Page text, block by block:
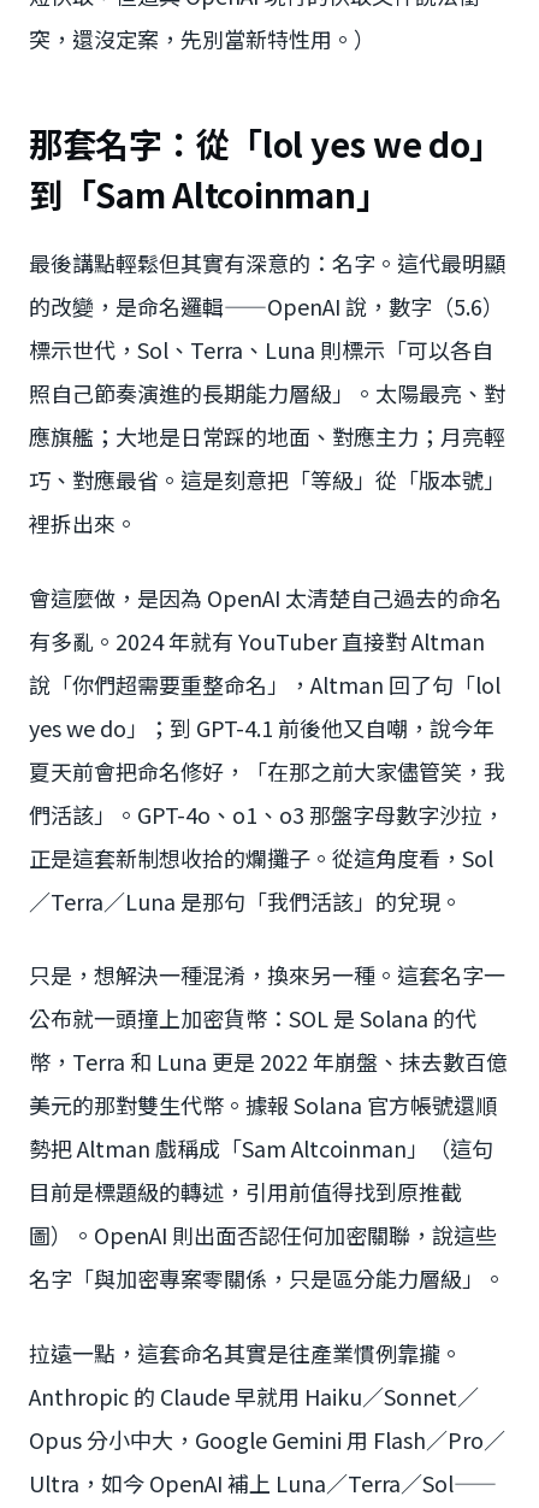
突，還沒定案，先別當新特性用。）
那套名字：從「lol yes we do」
到「Sam Altcoinman」
最後講點輕鬆但其實有深意的：名字。這代最明顯
的改變，是命名邏輯——OpenAI 說，數字（5.6）
標示世代，Sol、Terra、Luna 則標示「可以各自
照自己節奏演進的長期能力層級」。太陽最亮、對
應旗艦；大地是日常踩的地面、對應主力；月亮輕
巧、對應最省。這是刻意把「等級」從「版本號」
裡拆出來。
會這麼做，是因為 OpenAI 太清楚自己過去的命名
有多亂。2024 年就有 YouTuber 直接對 Altman
說「你們超需要重整命名」，Altman 回了句「lol
yes we do」；到 GPT-4.1 前後他又自嘲，說今年
夏天前會把命名修好，「在那之前大家儘管笑，我
們活該」。GPT-4o、o1、o3 那盤字母數字沙拉，
正是這套新制想收拾的爛攤子。從這角度看，Sol
／Terra／Luna 是那句「我們活該」的兌現。
只是，想解決一種混淆，換來另一種。這套名字一
公布就一頭撞上加密貨幣：SOL 是 Solana 的代
幣，Terra 和 Luna 更是 2022 年崩盤、抹去數百億
美元的那對雙生代幣。據報 Solana 官方帳號還順
勢把 Altman 戲稱成「Sam Altcoinman」（這句
目前是標題級的轉述，引用前值得找到原推截
圖）。OpenAI 則出面否認任何加密關聯，說這些
名字「與加密專案零關係，只是區分能力層級」。
拉遠一點，這套命名其實是往產業慣例靠攏。
Anthropic 的 Claude 早就用 Haiku／Sonnet／
Opus 分小中大，Google Gemini 用 Flash／Pro／
Ultra，如今 OpenAI 補上 Luna／Terra／Sol——